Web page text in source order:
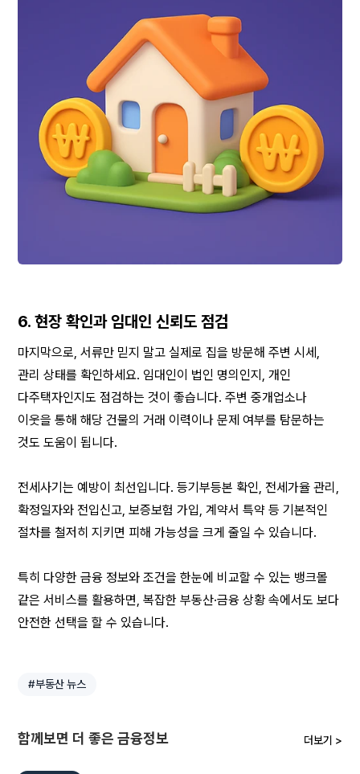
6. 현장 확인과 임대인 신뢰도 점검
마지막으로, 서류만 믿지 말고 실제로 집을 방문해 주변 시세,
관리 상태를 확인하세요. 임대인이 법인 명의인지, 개인
다주택자인지도 점검하는 것이 좋습니다. 주변 중개업소나
이웃을 통해 해당 건물의 거래 이력이나 문제 여부를 탐문하는
것도 도움이 됩니다.
전세사기는 예방이 최선입니다. 등기부등본 확인, 전세가율 관리,
확정일자와 전입신고, 보증보험 가입, 계약서 특약 등 기본적인
절차를 철저히 지키면 피해 가능성을 크게 줄일 수 있습니다.
특히 다양한 금융 정보와 조건을 한눈에 비교할 수 있는 뱅크몰
같은 서비스를 활용하면, 복잡한 부동산·금융 상황 속에서도 보다
안전한 선택을 할 수 있습니다.
#부동산 뉴스
함께보면 더 좋은 금융정보 더보기 >